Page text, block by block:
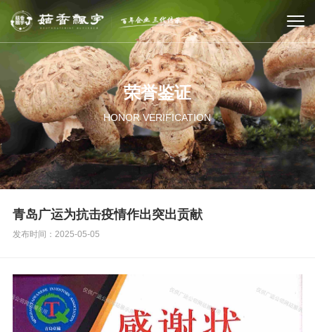
荣誉鉴证
HONOR VERIFICATION
青岛广运为抗击疫情作出突出贡献
发布时间：2025-05-05